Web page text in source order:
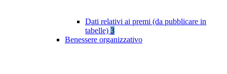
Dati relativi ai premi (da pubblicare in
tabelle) 3
Benessere organizzativo